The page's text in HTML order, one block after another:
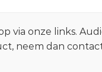
via onze links.
neem dan